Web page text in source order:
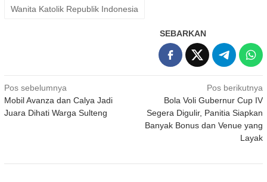
Wanita Katolik Republik Indonesia
SEBARKAN
Navigasi
pos
Pos sebelumnya
Mobil Avanza dan Calya Jadi
Juara Dihati Warga Sulteng
Pos berikutnya
Bola Voli Gubernur Cup IV
Segera Digulir, Panitia Siapkan
Banyak Bonus dan Venue yang
Layak